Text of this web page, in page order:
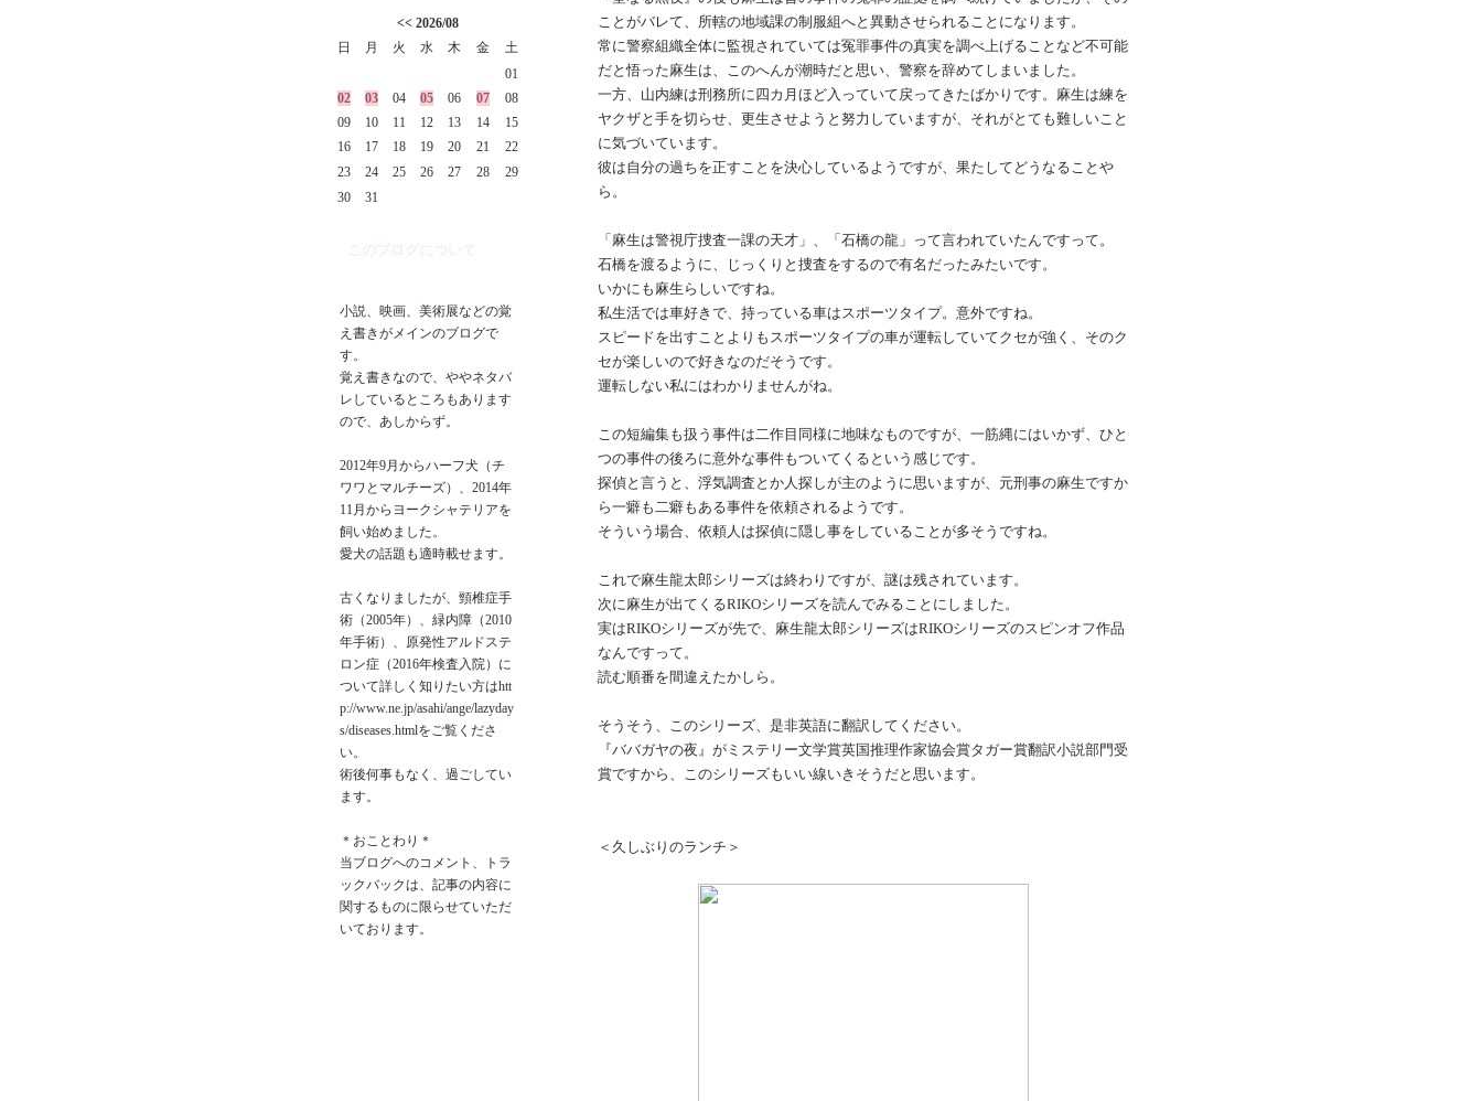
<< 2026/08
日
月 火 水 木 金
土
01
02
03 04 05 06 07
08
09
10 11 12 13 14
15
16
17 18 19 20 21
22
23
24 25 26 27 28
29
30
31
小説、映画、美術展などの覚
え書きがメインのブログで
す。
覚え書きなので、ややネタバ
レしているところもあります
ので、あしからず。
2012年9月からハーフ犬（チ
ワワとマルチーズ）、2014年
11月からヨークシャテリアを
飼い始めました。
愛犬の話題も適時載せます。
古くなりましたが、頸椎症手
術（2005年）、緑内障（2010
年手術）、原発性アルドステ
ロン症（2016年検査入院）に
ついて詳しく知りたい方はhtt
p://www.ne.jp/asahi/ange/lazyday
s/diseases.htmlをご覧くださ
い。
術後何事もなく、過ごしてい
ます。
＊おことわり＊
当ブログへのコメント、トラ
ックバックは、記事の内容に
関するものに限らせていただ
いております。
ことがバレて、所轄の地域課の制服組へと異動させられることになります。
常に警察組織全体に監視されていては冤罪事件の真実を調べ上げることなど不可能
だと悟った麻生は、このへんが潮時だと思い、警察を辞めてしまいました。
一方、山内練は刑務所に四カ月ほど入っていて戻ってきたばかりです。麻生は練を
ヤクザと手を切らせ、更生させようと努力していますが、それがとても難しいこと
に気づいています。
彼は自分の過ちを正すことを決心しているようですが、果たしてどうなることや
ら。
「麻生は警視庁捜査一課の天才」、「石橋の龍」って言われていたんですって。
石橋を渡るように、じっくりと捜査をするので有名だったみたいです。
いかにも麻生らしいですね。
私生活では車好きで、持っている車はスポーツタイプ。意外ですね。
スピードを出すことよりもスポーツタイプの車が運転していてクセが強く、そのク
セが楽しいので好きなのだそうです。
運転しない私にはわかりませんがね。
この短編集も扱う事件は二作目同様に地味なものですが、一筋縄にはいかず、ひと
つの事件の後ろに意外な事件もついてくるという感じです。
探偵と言うと、浮気調査とか人探しが主のように思いますが、元刑事の麻生ですか
ら一癖も二癖もある事件を依頼されるようです。
そういう場合、依頼人は探偵に隠し事をしていることが多そうですね。
これで麻生龍太郎シリーズは終わりですが、謎は残されています。
次に麻生が出てくるRIKOシリーズを読んでみることにしました。
実はRIKOシリーズが先で、麻生龍太郎シリーズはRIKOシリーズのスピンオフ作品
なんですって。
読む順番を間違えたかしら。
そうそう、このシリーズ、是非英語に翻訳してください。
『ババガヤの夜』がミステリー文学賞英国推理作家協会賞タガー賞翻訳小説部門受
賞ですから、このシリーズもいい線いきそうだと思います。
＜久しぶりのランチ＞